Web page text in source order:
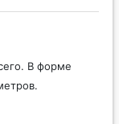
В форме